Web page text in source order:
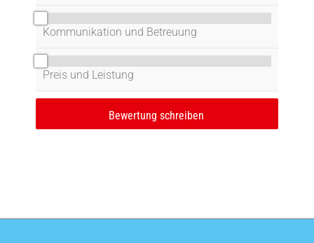
Kommunikation und Betreuung
Preis und Leistung